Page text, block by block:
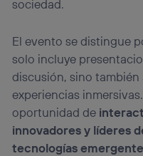
sociedad.
El evento se distingue
solo incluye
discusión, sino
experiencias
oportunidad de
innovadores y líderes
tecnologías
Si utilizas
navegación del
Puedes gestionar los
“Administrar Utiq” en la
visitando el portal de
(“consenthub”). Para
la política de